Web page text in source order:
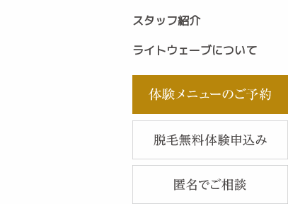
スタッフ紹介
ライトウェーブについて